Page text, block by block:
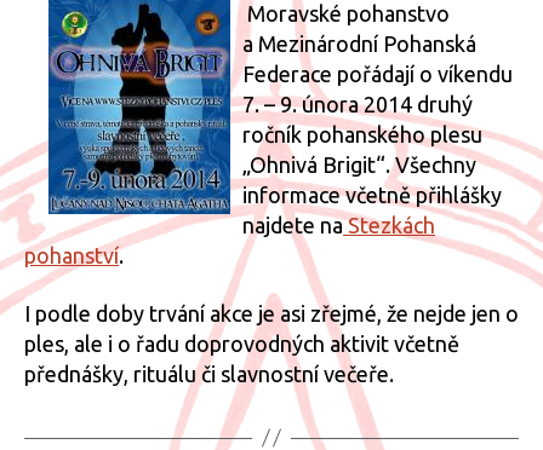
Moravské pohanstvo
a Mezinárodní Pohanská
Federace pořádají o víkendu
7. – 9. února 2014 druhý
ročník pohanského plesu
„Ohnivá Brigit“. Všechny
informace včetně přihlášky
najdete naStezkách
pohanství.
I podle doby trvání akce je asi zřejmé, že nejde jen o
ples, ale i o řadu doprovodných aktivit včetně
přednášky, rituálu či slavnostní večeře.